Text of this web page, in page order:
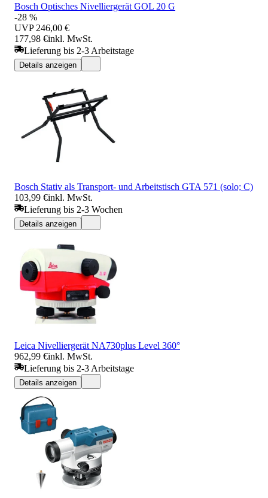
Bosch Optisches Nivelliergerät GOL 20 G
-28 %
UVP 246,00 €
177,98 €inkl. MwSt.
Lieferung bis 2-3 Arbeitstage
Details anzeigen
Bosch Stativ als Transport- und Arbeitstisch GTA 571 (solo; C)
103,99 €inkl. MwSt.
Lieferung bis 2-3 Wochen
Details anzeigen
Leica Nivelliergerät NA730plus Level 360°
962,99 €inkl. MwSt.
Lieferung bis 2-3 Arbeitstage
Details anzeigen